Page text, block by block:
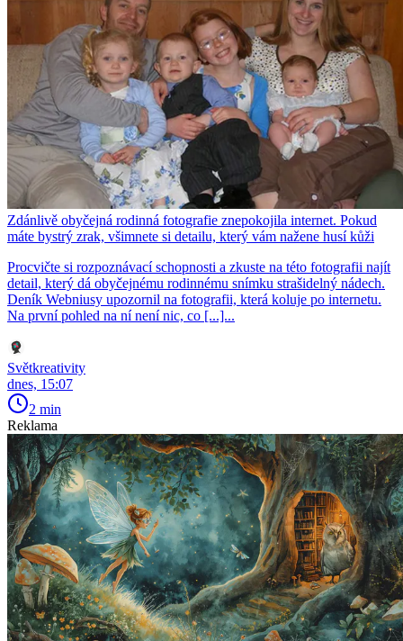
Zdánlivě obyčejná rodinná fotografie znepokojila internet. Pokud
máte bystrý zrak, všimnete si detailu, který vám nažene husí kůži
Procvičte si rozpoznávací schopnosti a zkuste na této fotografii najít
detail, který dá obyčejnému rodinnému snímku strašidelný nádech.
Deník Webniusy upozornil na fotografii, která koluje po internetu.
Na první pohled na ní není nic, co [...]...
Světkreativity
dnes, 15:07
2 min
Reklama